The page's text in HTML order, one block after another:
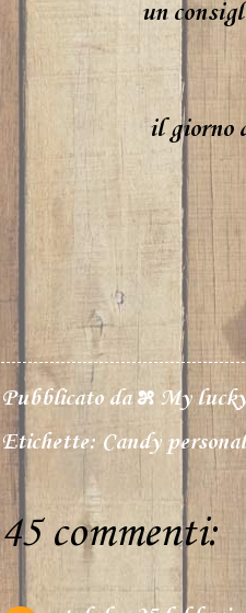
un
il giorno
Pubblicato da ೫ My
Etichette: Candy
45 commenti: